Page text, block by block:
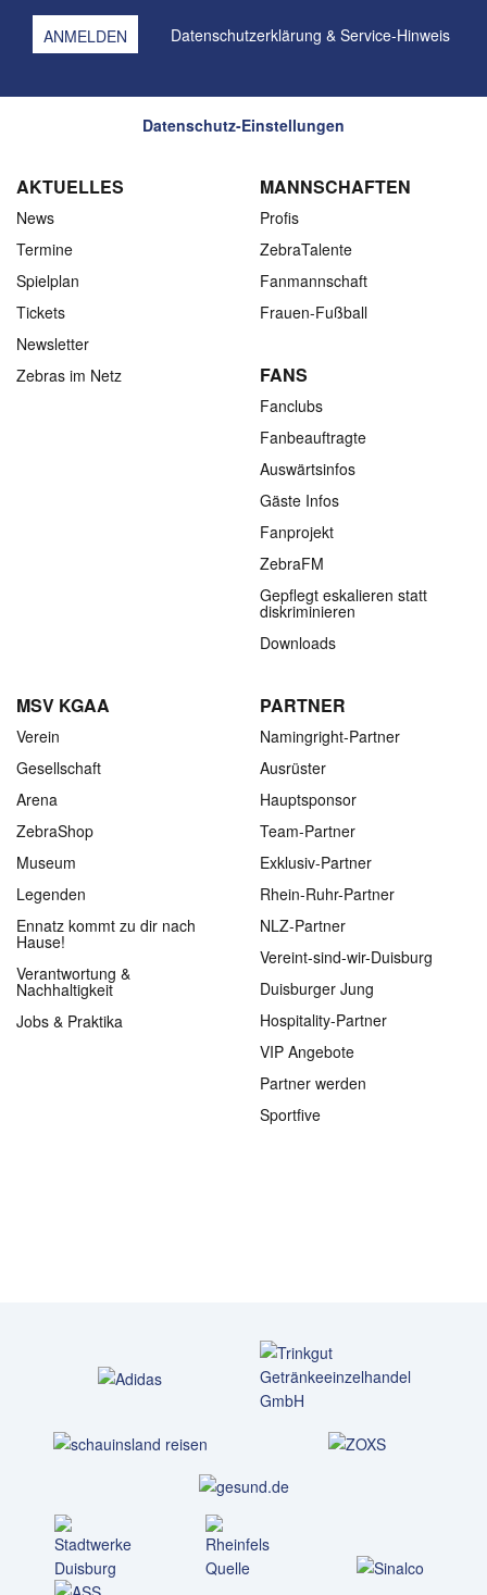
Datenschutzerklärung & Service-Hinweis
Datenschutz-Einstellungen
AKTUELLES
News
Termine
Spielplan
Tickets
Newsletter
Zebras im Netz
MANNSCHAFTEN
Profis
ZebraTalente
Fanmannschaft
Frauen-Fußball
FANS
Fanclubs
Fanbeauftragte
Auswärtsinfos
Gäste Infos
Fanprojekt
ZebraFM
Gepflegt eskalieren statt
diskriminieren
Downloads
MSV KGAA
Verein
Gesellschaft
Arena
ZebraShop
Museum
Legenden
Ennatz kommt zu dir nach
Hause!
Verantwortung &
Nachhaltigkeit
Jobs & Praktika
PARTNER
Namingright-Partner
Ausrüster
Hauptsponsor
Team-Partner
Exklusiv-Partner
Rhein-Ruhr-Partner
NLZ-Partner
Vereint-sind-wir-Duisburg
Duisburger Jung
Hospitality-Partner
VIP Angebote
Partner werden
Sportfive